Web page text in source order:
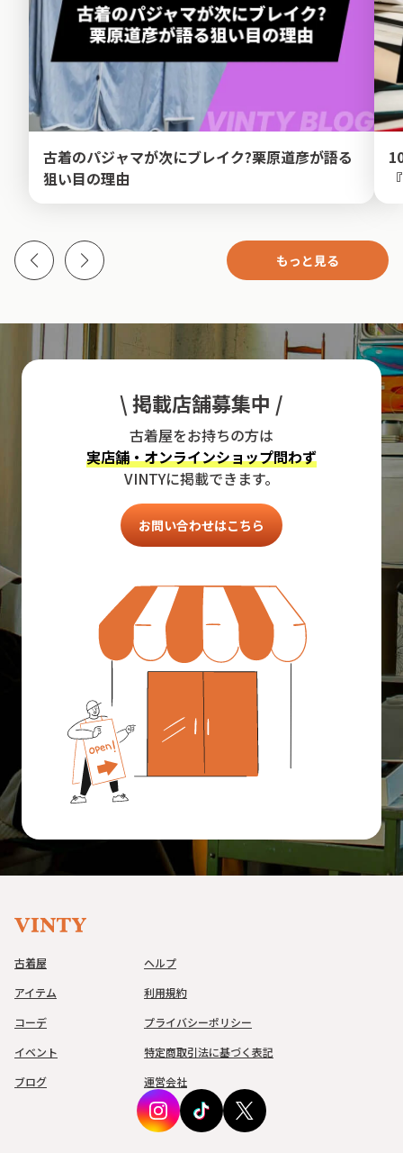
古着のパジャマが次にブレイク?栗原道彦が語る
狙い目の理由
もっと見る
\ 掲載店舗募集中 /
古着屋をお持ちの方は
実店舗・オンラインショップ問わず
VINTYに掲載できます。
お問い合わせはこちら
古着屋
アイテム
コーデ
イベント
ブログ
ヘルプ
利用規約
プライバシーポリシー
特定商取引法に基づく表記
運営会社